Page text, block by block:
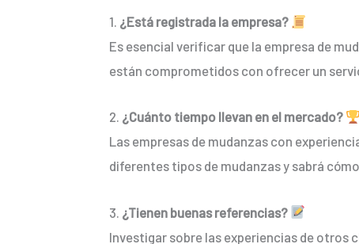
1. ¿Está registrada la empresa?
Es esencial verificar que la empresa de
están comprometidos con ofrecer un
2. ¿Cuánto tiempo llevan en el mercado?
Las empresas de mudanzas con
diferentes tipos de mudanzas y sabrá
3. ¿Tienen buenas referencias?
Investigar sobre las experiencias de otros